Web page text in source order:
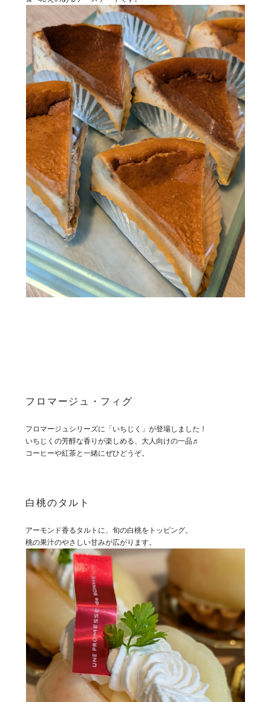
フロマージュ・フィグ
フロマージュシリーズに「いちじく」が登場しました！
いちじくの芳醇な香りが楽しめる、大人向けの一品♬
コーヒーや紅茶と一緒にぜひどうぞ。
白桃のタルト
アーモンド香るタルトに、旬の白桃をトッピング。
桃の果汁のやさしい甘みが広がります。